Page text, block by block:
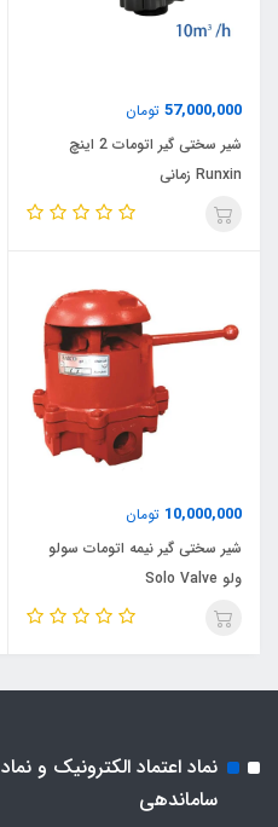
57,000,000 تومان
شیر سختی گیر اتومات 2 اینچ
Runxin زمانی
10,000,000 تومان
شیر سختی گیر نیمه اتومات سولو
ولو Solo Valve
نماد اعتماد الکترونیک و نماد
ساماندهی